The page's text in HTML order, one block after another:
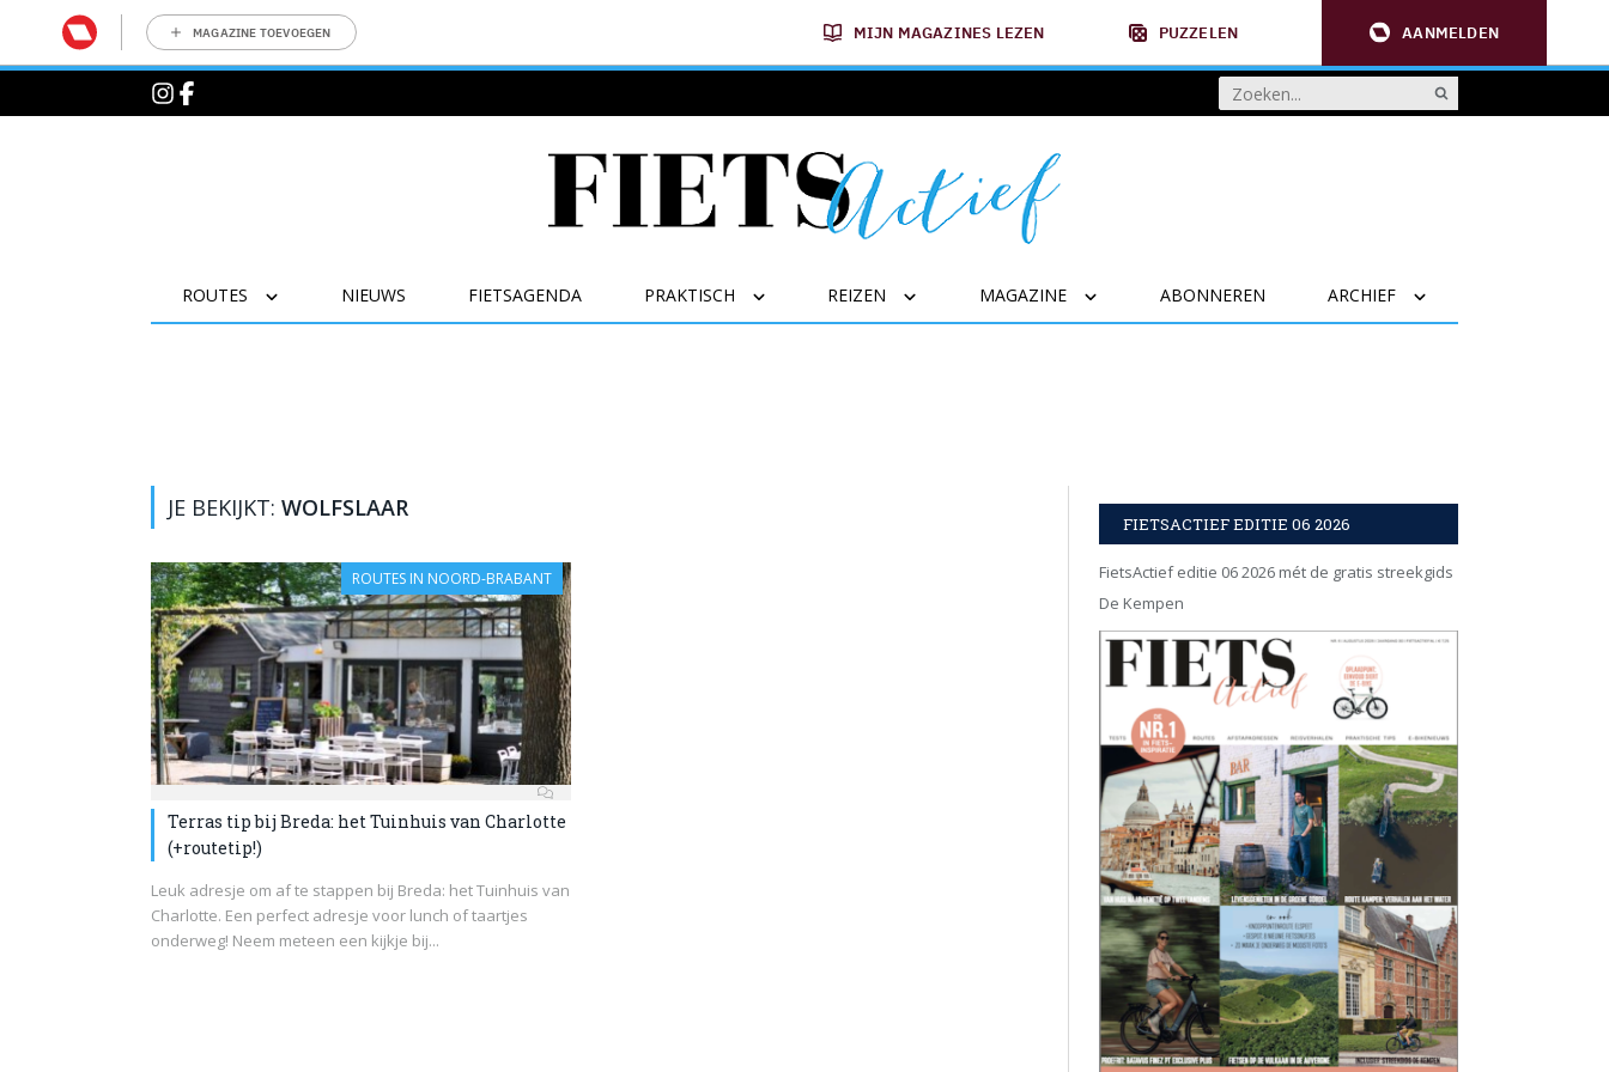
MAGAZINE TOEVOEGEN MIJN MAGAZINES LEZEN PUZZELEN AANMELDEN
ROUTES NIEUWS FIETSAGENDA PRAKTISCH REIZEN MAGAZINE ABONNEREN ARCHIEF
JE BEKIJKT: WOLFSLAAR
ROUTES IN NOORD-BRABANT
Terras tip bij Breda: het Tuinhuis van Charlotte
(+routetip!)
Leuk adresje om af te stappen bij Breda: het Tuinhuis van
Charlotte. Een perfect adresje voor lunch of taartjes
onderweg! Neem meteen een kijkje bij...
FIETSACTIEF EDITIE 06 2026
FietsActief editie 06 2026 mét de gratis streekgids
De Kempen